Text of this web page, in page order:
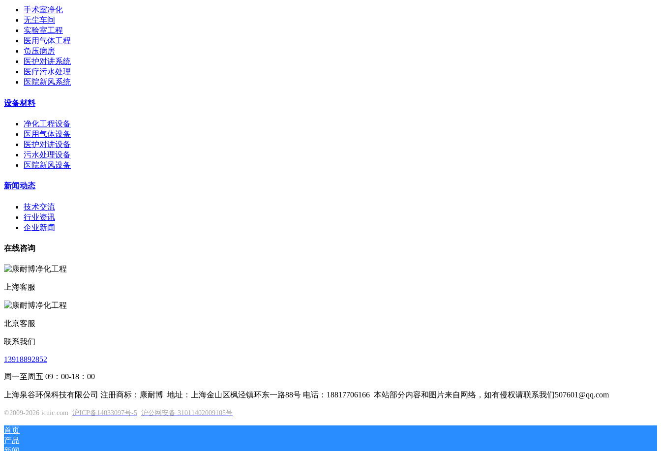
手术室净化
无尘车间
实验室工程
医用气体工程
负压病房
医护对讲系统
医疗污水处理
医院新风系统
设备材料
净化工程设备
医用气体设备
医护对讲设备
污水处理设备
医院新风设备
新闻动态
技术交流
行业资讯
企业新闻
在线咨询
上海客服
北京客服
联系我们
13918892852
周一至周五 09：00-18：00
上海泉谷环保科技有限公司 注册商标：康耐博 地址：上海金山区枫泾镇环东一路88号 电话：18817706166 本站部分内容和图片来自网络，如有侵权请联系我们507601@qq.com
©2009-2026 icuic.com 沪ICP备14033097号-5 沪公网安备 31011402009105号
首页
产品